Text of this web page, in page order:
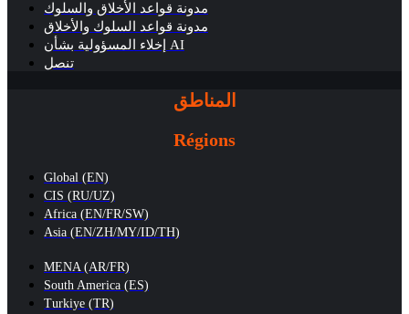
مدونة قواعد الأخلاق والسلوك
مدونة قواعد السلوك والأخلاق
إخلاء المسؤولية بشأن AI
تنصل
المناطق
Régions
Global (EN)
CIS (RU/UZ)
Africa (EN/FR/SW)
Asia (EN/ZH/MY/ID/TH)
MENA (AR/FR)
South America (ES)
Turkiye (TR)